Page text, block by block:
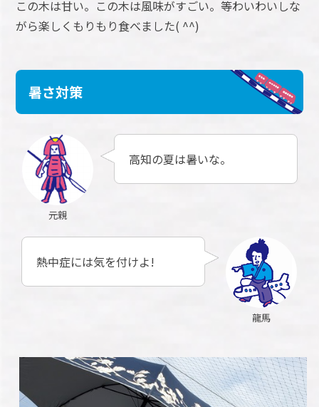
この木は甘い。この木は風味がすごい。等わいわいしな
がら楽しくもりもり食べました( ^^)
暑さ対策
元親
高知の夏は暑いな。
龍馬
熱中症には気を付けよ!